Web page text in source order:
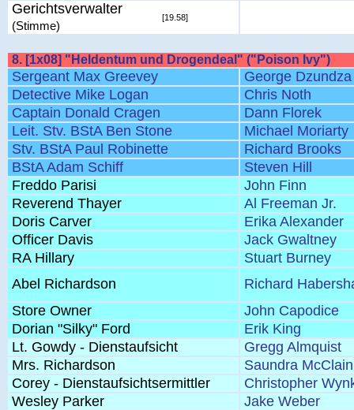
Gerichtsverwalter
(Stimme)
[19.58]
8. [1x08] "Heldentum und Drogendeal" ("Poison Ivy")
Sergeant Max Greevey
George Dzundza
Detective Mike Logan
Chris Noth
Captain Donald Cragen
Dann Florek
Leit. Stv. BStA Ben Stone
Michael Moriarty
Stv. BStA Paul Robinette
Richard Brooks
BStA Adam Schiff
Steven Hill
Freddo Parisi
John Finn
Reverend Thayer
Al Freeman Jr.
Doris Carver
Erika Alexander
Officer Davis
Jack Gwaltney
RA Hillary
Stuart Burney
Abel Richardson
Richard
Store Owner
John Capodice
Dorian "Silky" Ford
Erik King
Lt. Gowdy - Dienstaufsicht
Gregg Almquist
Mrs. Richardson
Saundra McClain
Corey - Dienstaufsichtsermittler
Christopher
Wesley Parker
Jake Weber